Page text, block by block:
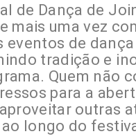
de Dança de
mais uma vez
eventos de
tradição e
Quem não
para a
outras
longo do